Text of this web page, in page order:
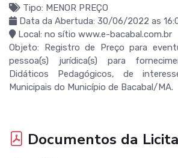
Tipo: MENOR PREÇO
Data da Abertuda: 30/06/2022 as
Local: no sítio www.e-bacabal.com.br
Objeto: Registro de Preço para
pessoa(s) jurídica(s) para
Didáticos Pedagógicos, de
Municipais do Município de Bacabal/MA.
Documentos da